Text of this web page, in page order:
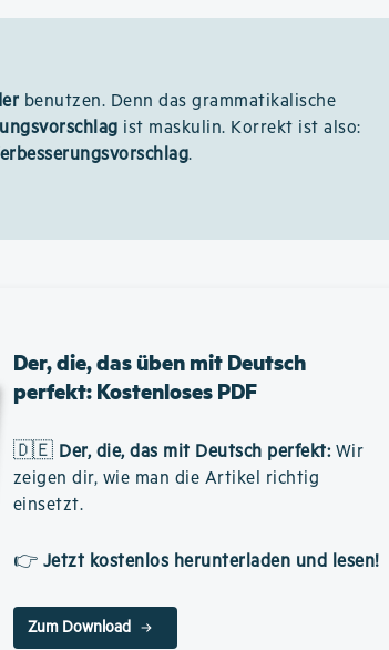
benutzen. Denn das grammatikalische
ist maskulin. Korrekt ist also:
.
Der, die, das üben mit Deutsch
perfekt: Kostenloses PDF
🇩🇪 Der, die, das mit Deutsch perfekt: Wir
zeigen dir, wie man die Artikel richtig
einsetzt.
👉 Jetzt kostenlos herunterladen und lesen!
Zum Download